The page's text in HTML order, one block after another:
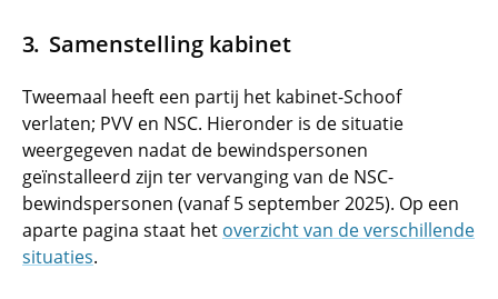
Samenstelling kabinet
Tweemaal heeft een partij het kabinet-Schoof
verlaten; PVV en NSC. Hieronder is de situatie
weergegeven nadat de bewindspersonen
geïnstalleerd zijn ter vervanging van de NSC-
bewindspersonen (vanaf 5 september 2025). Op een
aparte pagina staat het overzicht van de verschillende
situaties.